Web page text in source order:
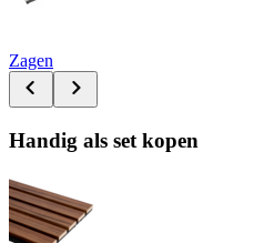
Zagen
Handig als set kopen